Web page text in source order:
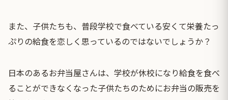
また、子供たちも、普段学校で食べている安くて栄養たっ
ぷりの給食を恋しく思っているのではないでしょうか？
日本のあるお弁当屋さんは、学校が休校になり給食を食べ
ることができなくなった子供たちのためにお弁当の販売を